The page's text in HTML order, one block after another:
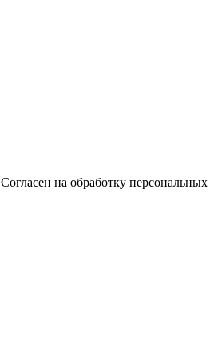
Согласен на обработку персональных